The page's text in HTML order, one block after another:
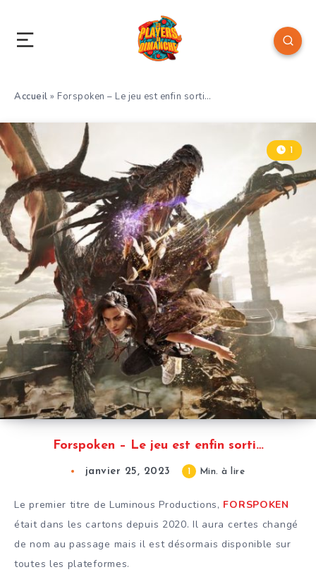
Accueil » Forspoken – Le jeu est enfin sorti…
Forspoken – Le jeu est enfin sorti…
1
janvier 25, 2023 1 Min. à lire
Le premier titre de Luminous Productions, FORSPOKEN
était dans les cartons depuis 2020. Il aura certes changé
de nom au passage mais il est désormais disponible sur
toutes les plateformes.